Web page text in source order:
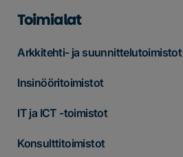
Toimialat
Arkkitehti- ja suunnittelutoimistot
Insinööritoimistot
IT ja ICT -toimistot
Konsulttitoimistot